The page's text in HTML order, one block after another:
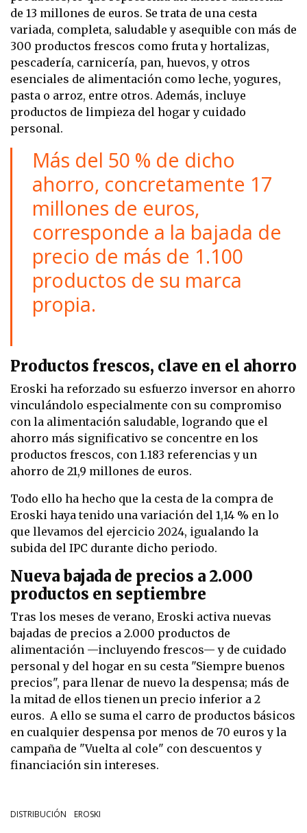
de 13 millones de euros. Se trata de una cesta
variada, completa, saludable y asequible con más de
300 productos frescos como fruta y hortalizas,
pescadería, carnicería, pan, huevos, y otros
esenciales de alimentación como leche, yogures,
pasta o arroz, entre otros. Además, incluye
productos de limpieza del hogar y cuidado
personal.
Más del 50 % de dicho
ahorro, concretamente 17
millones de euros,
corresponde a la bajada de
precio de más de 1.100
productos de su marca
propia.
Productos frescos, clave en el ahorro
Eroski ha reforzado su esfuerzo inversor en ahorro
vinculándolo especialmente con su compromiso
con la alimentación saludable, logrando que el
ahorro más significativo se concentre en los
productos frescos, con 1.183 referencias y un
ahorro de 21,9 millones de euros.
Todo ello ha hecho que la cesta de la compra de
Eroski haya tenido una variación del 1,14 % en lo
que llevamos del ejercicio 2024, igualando la
subida del IPC durante dicho periodo.
Nueva bajada de precios a 2.000
productos en septiembre
Tras los meses de verano, Eroski activa nuevas
bajadas de precios a 2.000 productos de
alimentación —incluyendo frescos— y de cuidado
personal y del hogar en su cesta "Siempre buenos
precios", para llenar de nuevo la despensa; más de
la mitad de ellos tienen un precio inferior a 2
euros. A ello se suma el carro de productos básicos
en cualquier despensa por menos de 70 euros y la
campaña de "Vuelta al cole" con descuentos y
financiación sin intereses.
DISTRIBUCIÓN EROSKI